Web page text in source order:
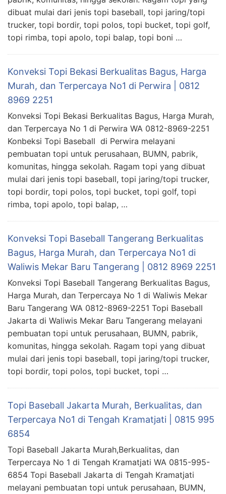
dibuat mulai dari jenis topi baseball, topi jaring/topi
trucker, topi bordir, topi polos, topi bucket, topi golf,
topi rimba, topi apolo, topi balap, topi boni …
Konveksi Topi Bekasi Berkualitas Bagus, Harga
Murah, dan Terpercaya No1 di Perwira | 0812
8969 2251
Konveksi Topi Bekasi Berkualitas Bagus, Harga Murah,
dan Terpercaya No 1 di Perwira WA 0812-8969-2251
Konbeksi Topi Baseball di Perwira melayani
pembuatan topi untuk perusahaan, BUMN, pabrik,
komunitas, hingga sekolah. Ragam topi yang dibuat
mulai dari jenis topi baseball, topi jaring/topi trucker,
topi bordir, topi polos, topi bucket, topi golf, topi
rimba, topi apolo, topi balap, …
Konveksi Topi Baseball Tangerang Berkualitas
Bagus, Harga Murah, dan Terpercaya No1 di
Waliwis Mekar Baru Tangerang | 0812 8969 2251
Konveksi Topi Baseball Tangerang Berkualitas Bagus,
Harga Murah, dan Terpercaya No 1 di Waliwis Mekar
Baru Tangerang WA 0812-8969-2251 Topi Baseball
Jakarta di Waliwis Mekar Baru Tangerang melayani
pembuatan topi untuk perusahaan, BUMN, pabrik,
komunitas, hingga sekolah. Ragam topi yang dibuat
mulai dari jenis topi baseball, topi jaring/topi trucker,
topi bordir, topi polos, topi bucket, topi …
Topi Baseball Jakarta Murah, Berkualitas, dan
Terpercaya No1 di Tengah Kramatjati | 0815 995
6854
Topi Baseball Jakarta Murah,Berkualitas, dan
Terpercaya No 1 di Tengah Kramatjati WA 0815-995-
6854 Topi Baseball Jakarta di Tengah Kramatjati
melayani pembuatan topi untuk perusahaan, BUMN,